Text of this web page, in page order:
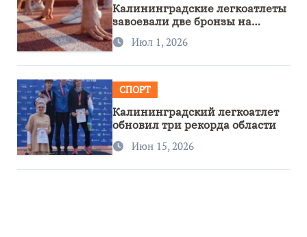
Калининградские легкоатлеты
завоевали две бронзы на
первенстве России
Июл 1, 2026
СПОРТ
Калининградский легкоатлет
обновил три рекорда области
Июн 15, 2026